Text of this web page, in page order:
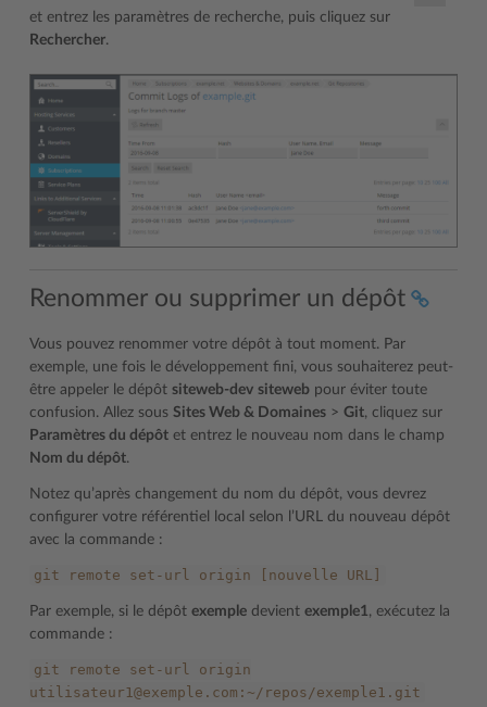
et entrez les paramètres de recherche, puis cliquez sur
Rechercher.
Renommer ou supprimer un dépôt
Vous pouvez renommer votre dépôt à tout moment. Par
exemple, une fois le développement fini, vous souhaiterez peut-
être appeler le dépôt siteweb-dev siteweb pour éviter toute
confusion. Allez sous Sites Web & Domaines > Git, cliquez sur
Paramètres du dépôt et entrez le nouveau nom dans le champ
Nom du dépôt.
Notez qu’après changement du nom du dépôt, vous devrez
configurer votre référentiel local selon l’URL du nouveau dépôt
avec la commande :
git remote set-url origin [nouvelle URL]
Par exemple, si le dépôt exemple devient exemple1 , exécutez la
commande :
git remote set-url
origin
utilisateur1@exemple.com:~/repos/exemple1.git